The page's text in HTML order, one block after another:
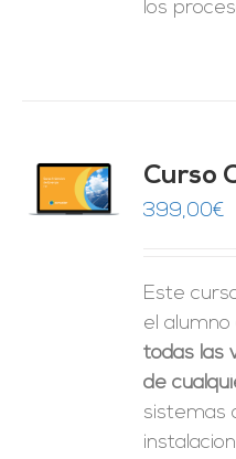
los
Curso
399,00€
Este
el alumno
todas las
de
sistemas